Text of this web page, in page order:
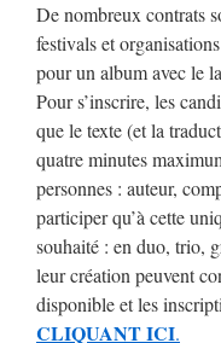
De nombreux contrats
festivals et
pour un album avec le
Pour s’inscrire, les
que le texte (et la
quatre minutes
personnes : auteur,
participer qu’à cette
souhaité : en duo, trio,
leur création peuvent
disponible et les
CLIQUANT ICI.